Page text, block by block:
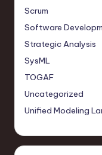
Scrum
Software
Strategic Analysis
SysML
TOGAF
Uncategorized
Unified Modeling